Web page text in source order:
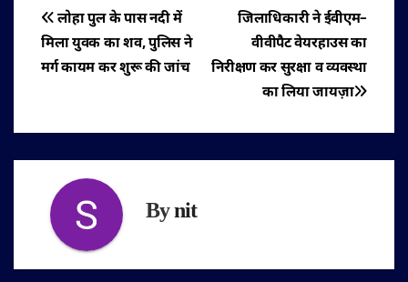
पोस्ट
नेविगेशन
जिलाधिकारी ने ईवीएम–
वीवीपैट वेयरहाउस का
निरीक्षण कर सुरक्षा व व्यवस्था
का लिया जायज़ा
लोहा पुल के पास नदी में
मिला युवक का शव, पुलिस ने
मर्ग कायम कर शुरू की जांच
Bynit